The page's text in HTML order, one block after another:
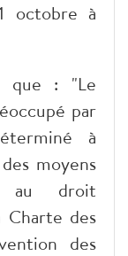
octobre à
que : "Le
par
à
moyens
au droit
Charte des
des